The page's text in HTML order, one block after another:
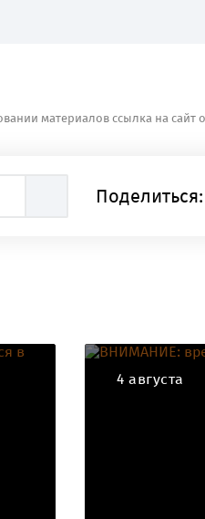
материалов ссылка на сайт
Поделиться:
4 августа